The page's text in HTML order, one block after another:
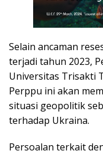
Selain ancaman
terjadi tahun 2023,
Universitas Trisakti
Perppu ini akan
situasi geopolitik
terhadap Ukraina.
Persoalan terkait